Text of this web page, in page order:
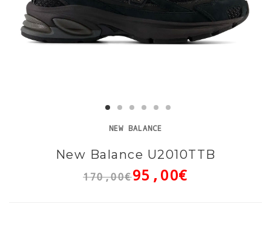
NEW BALANCE
New Balance U2010TTB
170,00€95,00€